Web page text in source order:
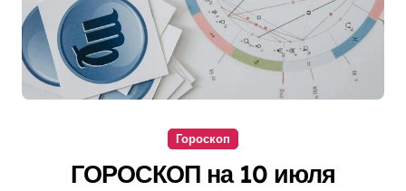
Гороскоп
ГОРОСКОП на 10 июля